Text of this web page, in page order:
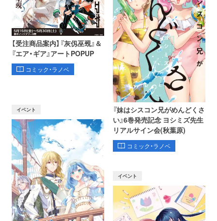
【受注商品案内】『灰仭巫覡』＆
『エア・ギア』アートPOPUP
コミック・ラノベ
『妹はシスコン兄がめんどくさ
い』6巻発売記念 ヨシミズ先生
リアルサイン会(秋葉原)
コミック・ラノベ
イベント
イベント